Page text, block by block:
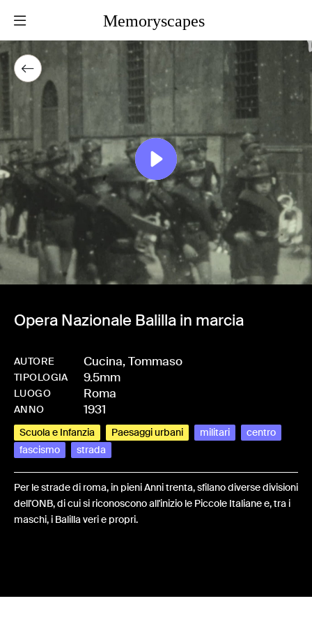
Memoryscapes
Opera Nazionale Balilla in marcia
AUTORE Cucina, Tommaso
TIPOLOGIA 9.5mm
LUOGO Roma
ANNO 1931
Scuola e Infanzia Paesaggi urbani militari
centro
fascismo
strada
Per le strade di roma, in pieni Anni trenta, sfilano diverse divisioni
dell'ONB, di cui si riconoscono all'inizio le Piccole Italiane e, tra i
maschi, i Balilla veri e propri.